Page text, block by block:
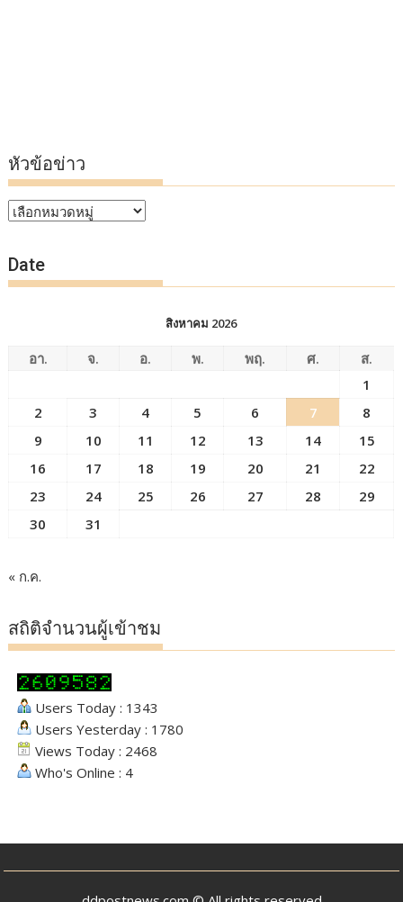
หัวข้อข่าว
หัวข้อ
Date
สิงหาคม 2026
อา. จ. อ. พ. พฤ. ศ.
ส.
1
2
3 4 5 6 7
8
9
10 11 12 13 14
15
16
17 18 19 20 21
22
23
24 25 26 27 28
29
30
31
« ก.ค.
สถิติจำนวนผู้เข้าชม
Users Today : 1343
Users Yesterday : 1780
Views Today : 2468
Who's Online : 4